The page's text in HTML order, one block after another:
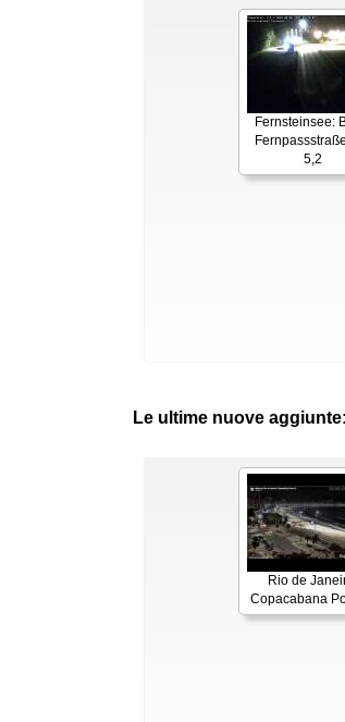
Fernsteinsee:
5,2
Le ultime nuove aggiunte:
Rio de
Copacabana